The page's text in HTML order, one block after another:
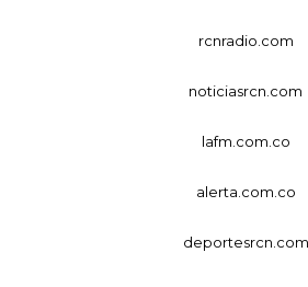
rcnradio.com
noticiasrcn.com
lafm.com.co
alerta.com.co
deportesrcn.com